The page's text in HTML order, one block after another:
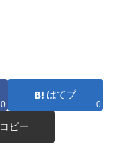
0
はてブ
0
コピー